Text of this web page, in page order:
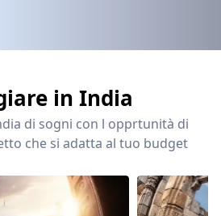
in India
di sogni con l opprtunità di
che si adatta al tuo budget